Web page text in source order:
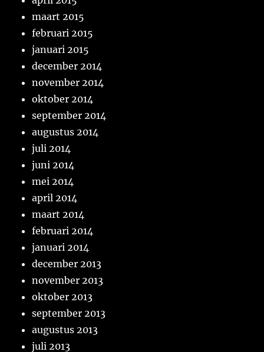
maart 2015
februari 2015
januari 2015
december 2014
november 2014
oktober 2014
september 2014
augustus 2014
juli 2014
juni 2014
mei 2014
april 2014
maart 2014
februari 2014
januari 2014
december 2013
november 2013
oktober 2013
september 2013
augustus 2013
juli 2013